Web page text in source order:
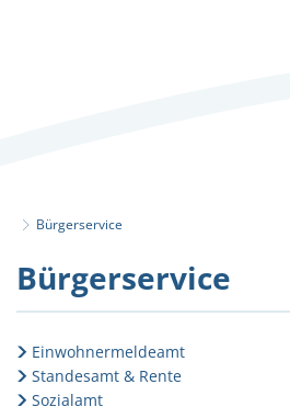
Bürgerservice
Bürgerservice
Bürgerservice
Einwohnermeldeamt
Standesamt & Rente
Sozialamt